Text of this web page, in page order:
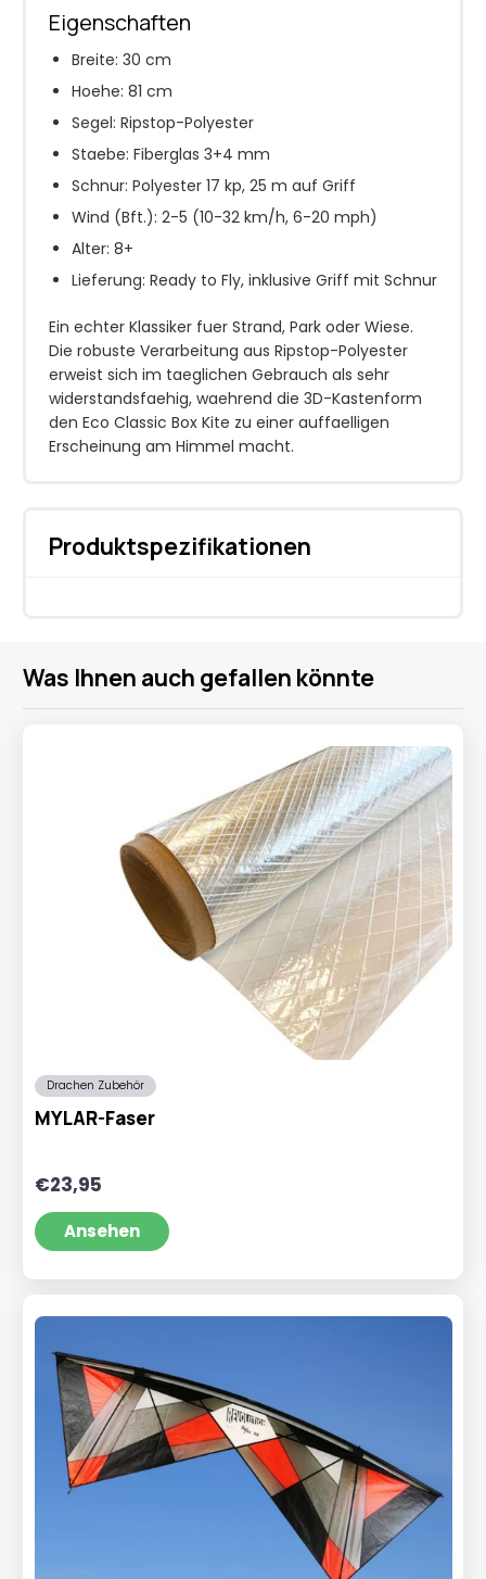
Eigenschaften
Breite: 30 cm
Hoehe: 81 cm
Segel: Ripstop-Polyester
Staebe: Fiberglas 3+4 mm
Schnur: Polyester 17 kp, 25 m auf Griff
Wind (Bft.): 2-5 (10-32 km/h, 6-20 mph)
Alter: 8+
Lieferung: Ready to Fly, inklusive Griff mit Schnur
Ein echter Klassiker fuer Strand, Park oder Wiese.
Die robuste Verarbeitung aus Ripstop-Polyester
erweist sich im taeglichen Gebrauch als sehr
widerstandsfaehig, waehrend die 3D-Kastenform
den Eco Classic Box Kite zu einer auffaelligen
Erscheinung am Himmel macht.
Produktspezifikationen
Was Ihnen auch gefallen könnte
Drachen Zubehör
MYLAR-Faser
€23,95
Ansehen